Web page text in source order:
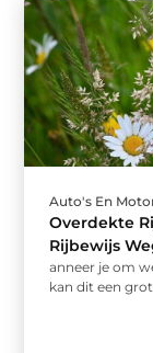
Auto's En
Overdekte
Rijbewijs
anneer je om
kan dit een